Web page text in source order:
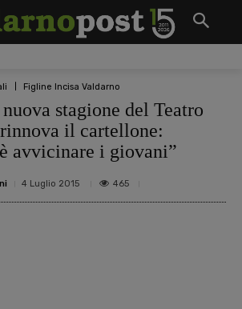
Figline Incisa Valdarno
stagione del Teatro
il cartellone:
avvicinare i giovani”
4 Luglio 2015 465